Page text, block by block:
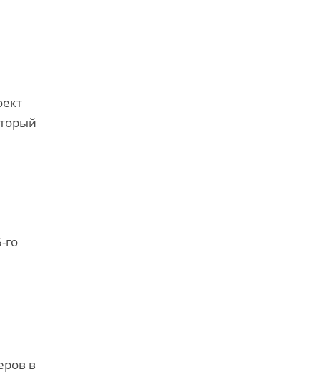
го
в